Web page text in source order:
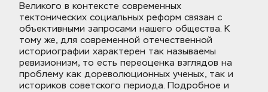
Великого в контексте современных
тектонических социальных реформ связан с
объективными запросами нашего общества. К
тому же, для современной отечественной
историографии характерен так называемы
ревизионизм, то есть переоценка взглядов на
проблему как дореволюционных ученых, так и
историков советского периода. Подробное и